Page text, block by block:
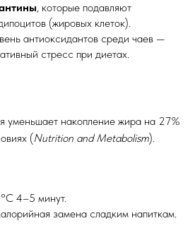
, которые подавляют
(жировых клеток).
антиоксидантов среди чаев —
стресс при диетах.
уменьшает накопление жира на 27%
(Nutrition and Metabolism).
4–5 минут.
замена сладким напиткам.